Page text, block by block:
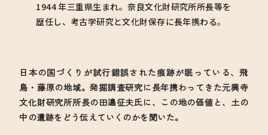
1944 年三重県生まれ。奈良文化財研究所所長等を
歴任し、考古学研究と文化財保存に長年携わる。
日本の国づくりが試行錯誤された痕跡が眠っている、飛
鳥・藤原の地域。発掘調査研究に長年携わってきた元興寺
文化財研究所所長の田邉征夫氏に、この地の価値と、土の
中の遺跡をどう伝えていくのかを聞いた。